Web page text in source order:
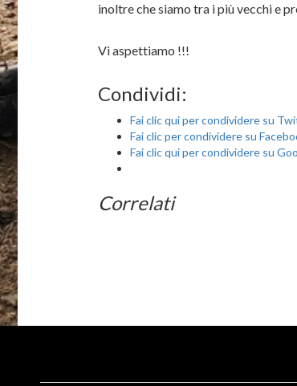
inoltre che siamo tra i più vecchi e
Vi aspettiamo !!!
Condividi:
Fai clic qui per condividere su
Fai clic per condividere su
Fai clic qui per condividere su
Correlati